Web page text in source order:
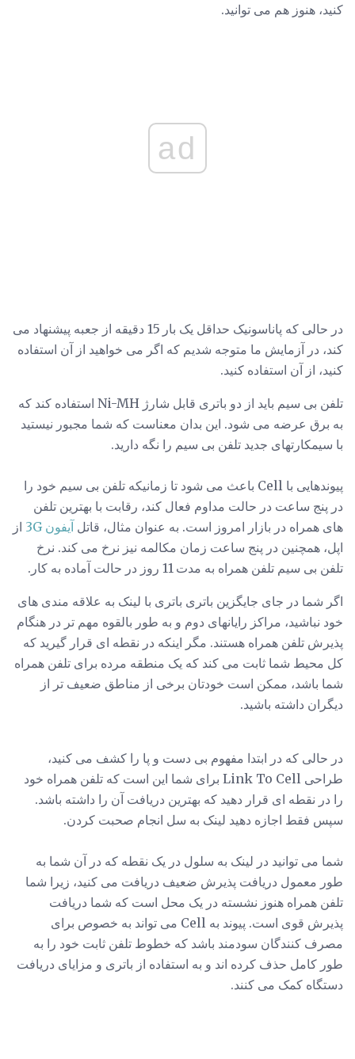
کنید، هنوز هم می توانید.
ad
در حالی که پاناسونیک حداقل یک بار 15 دقیقه از جعبه پیشنهاد می
کند، در آزمایش ما متوجه شدیم که اگر می خواهید از آن استفاده
کنید، از آن استفاده کنید.
تلفن بی سیم باید از دو باتری قابل شارژ Ni-MH استفاده کند که
به برق عرضه می شود. این بدان معناست که شما مجبور نیستید
با سیمکارتهای جدید تلفن بی سیم را نگه دارید.
پیوندهایی با Cell باعث می شود تا زمانیکه تلفن بی سیم خود را
در پنج ساعت در حالت مداوم فعال کند، رقابت با بهترین تلفن
های همراه در بازار امروز است. به عنوان مثال، قاتل آیفون 3G
از
اپل، همچنین در پنج ساعت زمان مکالمه نیز نرخ می کند. نرخ
تلفن بی سیم تلفن همراه به مدت 11 روز در حالت آماده به کار.
اگر شما در جای جایگزین باتری باتری با لینک به علاقه مندی های
خود نباشید، مراکز رایانهای دوم و به طور بالقوه مهم تر در هنگام
پذیرش تلفن همراه هستند. مگر اینکه در نقطه ای قرار گیرید که
کل محیط شما ثابت می کند که یک منطقه مرده برای تلفن همراه
شما باشد، ممکن است خودتان برخی از مناطق ضعیف تر از
دیگران داشته باشید.
در حالی که در ابتدا مفهوم بی دست و پا را کشف می کنید،
طراحی Link To Cell برای شما این است که تلفن همراه خود
را در نقطه ای قرار دهید که بهترین دریافت آن را داشته باشد.
سپس فقط اجازه دهید لینک به سل انجام صحبت کردن.
شما می توانید در لینک به سلول در یک نقطه که در آن شما به
طور معمول دریافت پذیرش ضعیف دریافت می کنید، زیرا شما
تلفن همراه هنوز نشسته در یک محل است که شما دریافت
پذیرش قوی است. پیوند به Cell می تواند به خصوص برای
مصرف کنندگان سودمند باشد که خطوط تلفن ثابت خود را به
طور کامل حذف کرده اند و به استفاده از باتری و مزایای دریافت
دستگاه کمک می کنند.